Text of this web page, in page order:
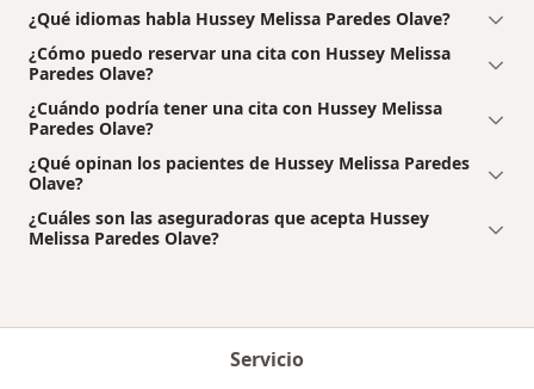
¿Qué idiomas habla Hussey Melissa Paredes Olave?
¿Cómo puedo reservar una cita con Hussey Melissa
Paredes Olave?
¿Cuándo podría tener una cita con Hussey Melissa
Paredes Olave?
¿Qué opinan los pacientes de Hussey Melissa Paredes
Olave?
¿Cuáles son las aseguradoras que acepta Hussey
Melissa Paredes Olave?
Servicio